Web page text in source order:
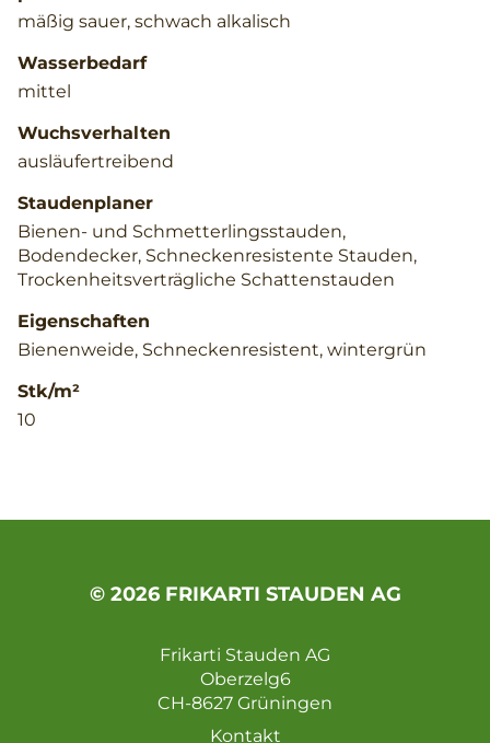
mäßig sauer, schwach alkalisch
Wasserbedarf
mittel
Wuchsverhalten
ausläufertreibend
Staudenplaner
Bienen- und Schmetterlingsstauden,
Bodendecker, Schneckenresistente Stauden,
Trockenheitsverträgliche Schattenstauden
Eigenschaften
Bienenweide, Schneckenresistent, wintergrün
Stk/m²
10
© 2026 FRIKARTI STAUDEN AG
Frikarti Stauden AG
Oberzelg6
CH-8627 Grüningen
Kontakt